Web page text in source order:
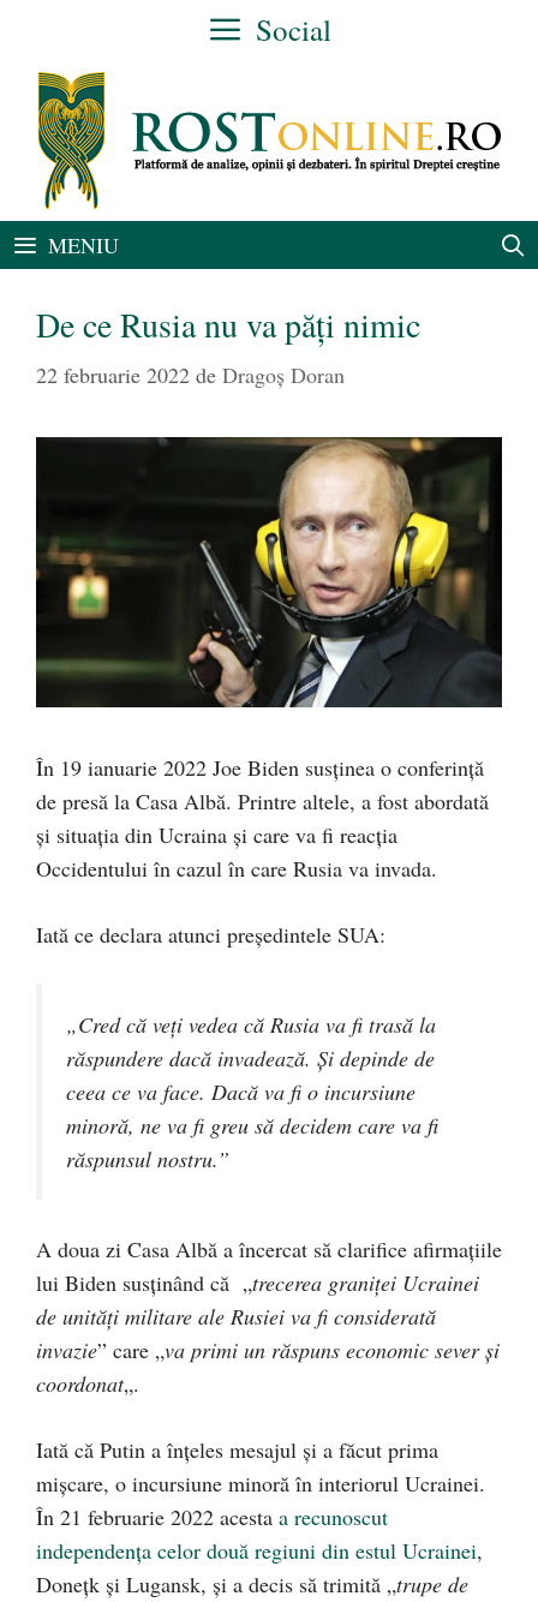
conținut
Social
MENIU
De ce Rusia nu va păți nimic
22 februarie 2022 de Dragoș Doran
În 19 ianuarie 2022 Joe Biden susținea o conferință
de presă la Casa Albă. Printre altele, a fost abordată
și situația din Ucraina și care va fi reacția
Occidentului în cazul în care Rusia va invada.
Iată ce declara atunci președintele SUA:
„Cred că veți vedea că Rusia va fi trasă la
răspundere dacă invadează. Și depinde de
ceea ce va face. Dacă va fi o incursiune
minoră, ne va fi greu să decidem care va fi
răspunsul nostru.”
A doua zi Casa Albă a încercat să clarifice afirmațiile
lui Biden susținând că „trecerea graniței Ucrainei
de unități militare ale Rusiei va fi considerată
invazie” care „va primi un răspuns economic sever și
coordonat„.
Iată că Putin a înțeles mesajul și a făcut prima
mișcare, o incursiune minoră în interiorul Ucrainei.
În 21 februarie 2022 acesta a recunoscut
independența celor două regiuni din estul Ucrainei,
Donețk și Lugansk, și a decis să trimită „trupe de